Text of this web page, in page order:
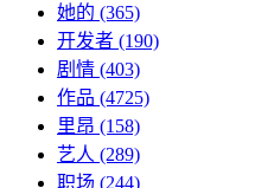
她的 (365)
开发者 (190)
剧情 (403)
作品 (4725)
里昂 (158)
艺人 (289)
职场 (244)